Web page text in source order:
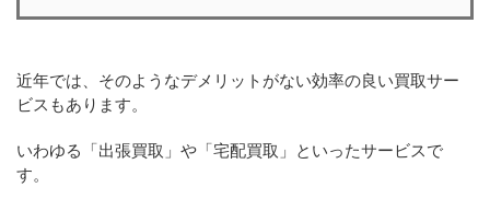
近年では、そのようなデメリットがない効率の良い買取サー
ビスもあります。
いわゆる「出張買取」や「宅配買取」といったサービスで
す。